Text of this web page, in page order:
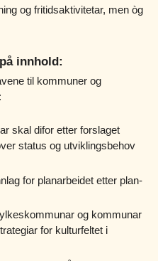
og fritidsaktivitetar, men òg
innhold:
til kommuner og
skal difor etter forslaget
status og utviklingsbehov
for planarbeidet etter plan-
og kommunar
for kulturfeltet i